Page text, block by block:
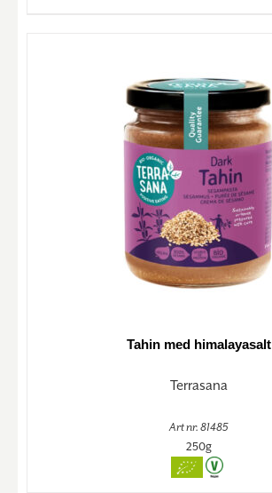
Tahin med himalayasalt
Terrasana
Art nr. 81485
250g